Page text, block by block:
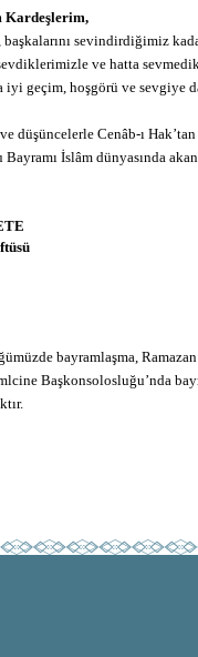
Kardeşlerim,
başkalarını sevindirdiğimiz
ve hatta
iyi geçim, hoşgörü ve sevgiye
düşüncelerle Cenâb-ı
İslâm dünyasında akan
bayramlaşma,
Başkonsolosluğu’nda